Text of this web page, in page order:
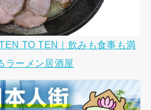
TO TEN｜飲みも食事も満
ラーメン居酒屋